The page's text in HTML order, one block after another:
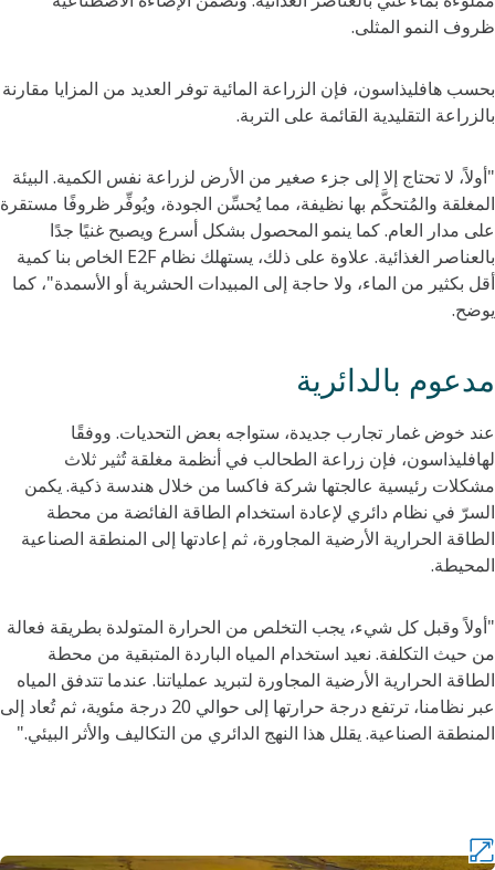
ظروف النمو المثلى.
بحسب هافليذاسون، فإن الزراعة المائية توفر العديد من المزايا مقارنة
بالزراعة التقليدية القائمة على التربة.
"أولاً، لا تحتاج إلا إلى جزء صغير من الأرض لزراعة نفس الكمية. البيئة
المغلقة والمُتحكَّم بها نظيفة، مما يُحسِّن الجودة، ويُوفِّر ظروفًا مستقرة
على مدار العام. كما ينمو المحصول بشكل أسرع ويصبح غنيًا جدًا
بالعناصر الغذائية. علاوة على ذلك، يستهلك نظام E2F الخاص بنا كمية
أقل بكثير من الماء، ولا حاجة إلى المبيدات الحشرية أو الأسمدة"، كما
يوضح.
مدعوم بالدائرية
عند خوض غمار تجارب جديدة، ستواجه بعض التحديات. ووفقًا
لهافليذاسون، فإن زراعة الطحالب في أنظمة مغلقة تُثير ثلاث
مشكلات رئيسية عالجتها شركة فاكسا من خلال هندسة ذكية. يكمن
السرّ في نظام دائري لإعادة استخدام الطاقة الفائضة من محطة
الطاقة الحرارية الأرضية المجاورة، ثم إعادتها إلى المنطقة الصناعية
المحيطة.
"أولاً وقبل كل شيء، يجب التخلص من الحرارة المتولدة بطريقة فعالة
من حيث التكلفة. نعيد استخدام المياه الباردة المتبقية من محطة
الطاقة الحرارية الأرضية المجاورة لتبريد عملياتنا. عندما تتدفق المياه
عبر نظامنا، ترتفع درجة حرارتها إلى حوالي 20 درجة مئوية، ثم تُعاد إلى
المنطقة الصناعية. يقلل هذا النهج الدائري من التكاليف والأثر البيئي."